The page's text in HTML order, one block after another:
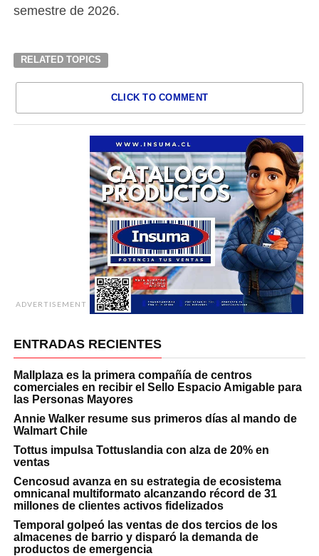
semestre de 2026.
RELATED TOPICS
CLICK TO COMMENT
ADVERTISEMENT
ENTRADAS RECIENTES
Mallplaza es la primera compañía de centros
comerciales en recibir el Sello Espacio Amigable para
las Personas Mayores
Annie Walker resume sus primeros días al mando de
Walmart Chile
Tottus impulsa Tottuslandia con alza de 20% en
ventas
Cencosud avanza en su estrategia de ecosistema
omnicanal multiformato alcanzando récord de 31
millones de clientes activos fidelizados
Temporal golpeó las ventas de dos tercios de los
almacenes de barrio y disparó la demanda de
productos de emergencia